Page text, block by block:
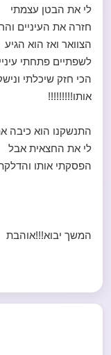
לי את הבטן עצמתי
חזרה את העיניים
הצוואר ואז הוא הגיע
לשפתיים פתחתי
הכי חזק שיכלתי
אותו!!!!!!!!!
התנשקנו הוא כיבה
לי את החצאית אבל
הפסקתי אותו
המשך יבוא!!!אוהבת